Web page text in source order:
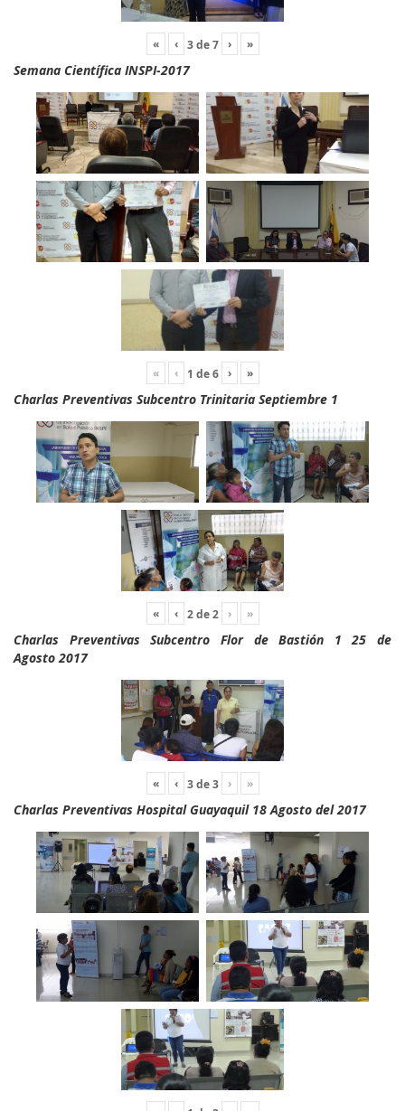
« ‹ 3de7 › »
Semana Científica INSPI-2017
« ‹ 1 de6 › »
Charlas Preventivas Subcentro Trinitaria Septiembre 1
« ‹ 2de2 › »
Charlas Preventivas Subcentro Flor de Bastión 1 25 de
Agosto 2017
« ‹ 3de3 › »
Charlas Preventivas Hospital Guayaquil 18 Agosto del 2017